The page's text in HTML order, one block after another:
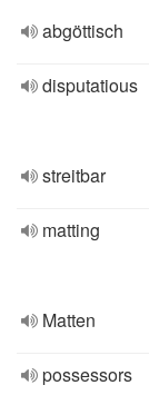
abgöttisch
disputatious
streitbar
matting
Matten
possessors